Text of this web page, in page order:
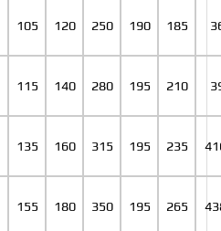
105 120 250 190 185
115 140 280 195 210
135 160 315 195 235
155 180 350 195 265